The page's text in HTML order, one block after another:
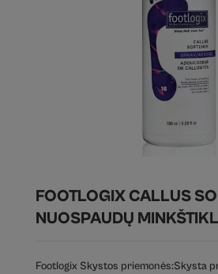
FOOTLOGIX CALLUS
NUOSPAUDŲ
Footlogix Skystos priemonės:Skysta